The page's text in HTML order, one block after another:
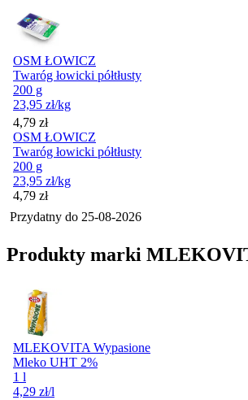
OSM ŁOWICZ
Twaróg łowicki półtłusty
200 g
23,95 zł/kg
Cena
4,79 zł
OSM ŁOWICZ
Twaróg łowicki półtłusty
200 g
23,95 zł/kg
Cena
4,79 zł
Przydatny do 25-08-2026
Produkty marki
MLEKOVITA Wypasione
Mleko UHT 2%
1 l
4,29 zł/l